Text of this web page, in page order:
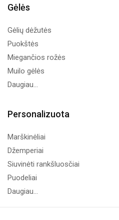
Gėlės
Gėlių dėžutės
Puokštės
Miegančios rožės
Muilo gėlės
Daugiau...
Personalizuota
Marškinėliai
Džemperiai
Siuvinėti rankšluosčiai
Puodeliai
Daugiau...